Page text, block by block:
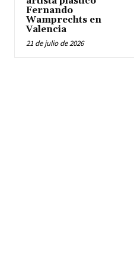
Fernando
Wamprechts en
Valencia
21 de julio de 2026